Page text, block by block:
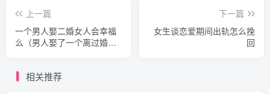
上一篇
一个男人娶二婚女人会幸福
么（男人娶了一个离过婚的
下一篇
女生谈恋爱期间出轨怎么挽
回
相关推荐